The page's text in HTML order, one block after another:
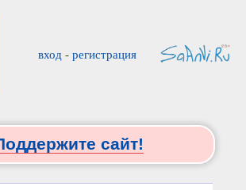
вход - регистрация
сайт!